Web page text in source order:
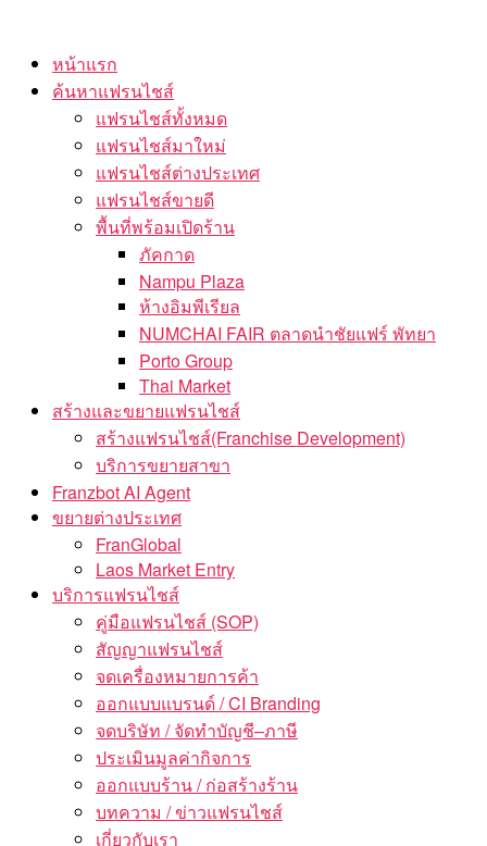
content
หน้าแรก
ค้นหาแฟรนไชส์
แฟรนไชส์ทั้งหมด
แฟรนไชส์มาใหม่
แฟรนไชส์ต่างประเทศ
แฟรนไชส์ขายดี
พื้นที่พร้อมเปิดร้าน
ภัคกาด
Nampu Plaza
ห้างอิมพีเรียล
NUMCHAI FAIR ตลาดนำชัยแฟร์ พัทยา
Porto Group
Thai Market
สร้างและขยายแฟรนไชส์
สร้างแฟรนไชส์(Franchise Development)
บริการขยายสาขา
Franzbot AI Agent
ขยายต่างประเทศ
FranGlobal
Laos Market Entry
บริการแฟรนไชส์
คู่มือแฟรนไชส์ (SOP)
สัญญาแฟรนไชส์
จดเครื่องหมายการค้า
ออกแบบแบรนด์ / CI Branding
จดบริษัท / จัดทำบัญชี–ภาษี
ประเมินมูลค่ากิจการ
ออกแบบร้าน / ก่อสร้างร้าน
บทความ / ข่าวแฟรนไชส์
เกี่ยวกับเรา